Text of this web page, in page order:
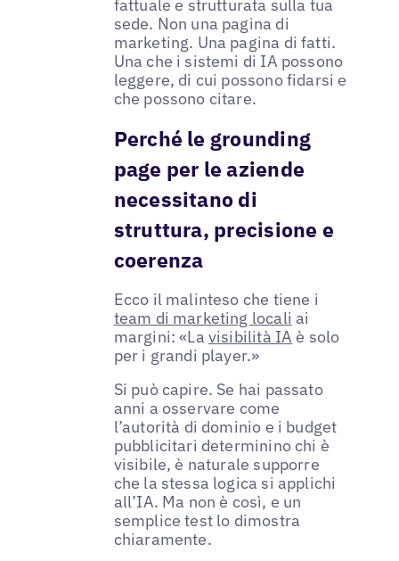
fattuale e strutturata sulla tua
sede. Non una pagina di
marketing. Una pagina di fatti.
Una che i sistemi di IA possono
leggere, di cui possono fidarsi e
che possono citare.
Perché le grounding
page per le aziende
necessitano di
struttura, precisione e
coerenza
Ecco il malinteso che tiene i
team di marketing locali ai
margini: «La visibilità IA è solo
per i grandi player.»
Si può capire. Se hai passato
anni a osservare come
l’autorità di dominio e i budget
pubblicitari determinino chi è
visibile, è naturale supporre
che la stessa logica si applichi
all’IA. Ma non è così, e un
semplice test lo dimostra
chiaramente.